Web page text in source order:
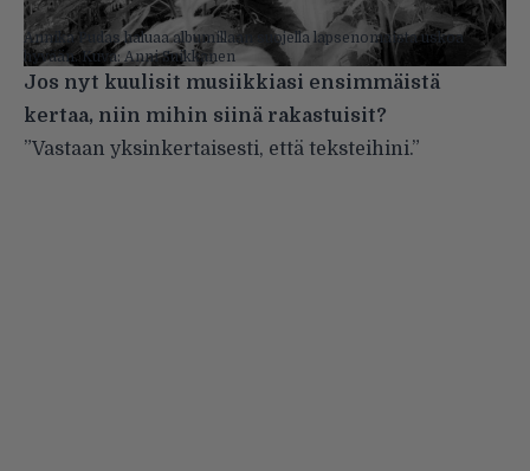
Annika Pudas haluaa albumillaan suojella lapsenomaista uskoa
hyvään. Kuva: Anni Suikkanen
Jos nyt kuulisit musiikkiasi ensimmäistä
kertaa, niin mihin siinä rakastuisit?
”Vastaan yksinkertaisesti, että teksteihini.”